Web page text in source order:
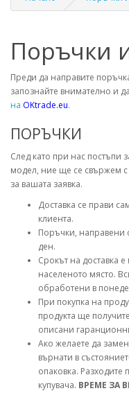
Поръчки
Преди да направите
запознайте внимателно и
на OKtrade.eu.
ПОРЪЧКИ
След като при нас постъпи
модел, ние ще се свържем
за вашата заявка.
Доставка се прави
клиента.
Поръчки, направени
ден.
Срокът на доставка
населеното място.
обработени в
При покупка на
продукта ще
описани
Ако желаете да
върнати в
опаковка. Разходите
купувача. ВРЕМЕ ЗА